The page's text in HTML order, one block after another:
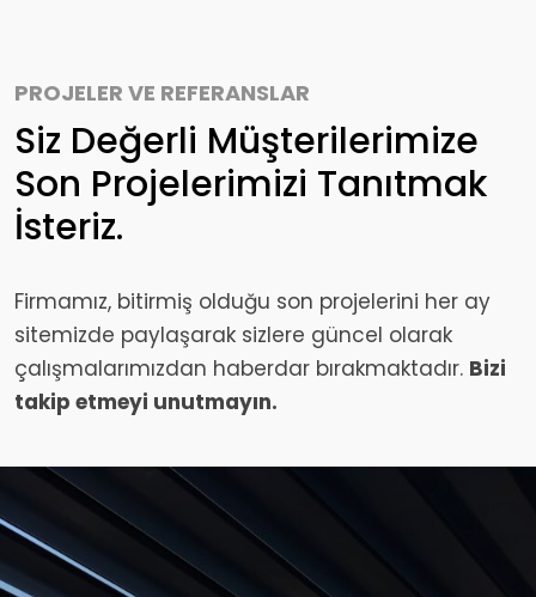
PROJELER VE REFERANSLAR
Siz Değerli Müşterilerimize
Son Projelerimizi Tanıtmak
İsteriz.
Firmamız, bitirmiş olduğu son projelerini her ay
sitemizde paylaşarak sizlere güncel olarak
çalışmalarımızdan haberdar bırakmaktadır. Bizi
takip etmeyi unutmayın.